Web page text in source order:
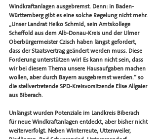
Windkraftanlagen ausgebremst. Denn: in Baden-
Württemberg gibt es eine solche Regelung nicht mehr.
„Unser Landrat Heiko Schmid, sein Amtskollege
Scheffold aus dem Alb-Donau-Kreis und der Ulmer
Oberbürgermeister Czisch haben längst gefordert,
dass der Staatsvertrag geändert werden muss. Diese
Forderung unterstützen wir! Es kann nicht sein, dass
wir bei diesem Thema unsere Hausaufgaben machen
wollen, aber durch Bayern ausgebremst werden.“ so
die stellvertretende SPD-Kreisvorsitzende Elise Allgaier
aus Biberach.
Unlängst wurden Potenziale im Landkreis Biberach
für neue Windkraftanlagen entdeckt, aber bisher nicht
weiterverfolgt. Neben Winterreute, Uttenweiler,